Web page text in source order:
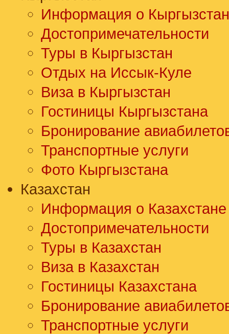
Информация о
Достопримечательности
Туры в Кыргызстан
Отдых на Иссык-Куле
Виза в Кыргызстан
Гостиницы Кыргызстана
Бронирование
Транспортные услуги
Фото Кыргызстана
Казахстан
Информация о Казахстане
Достопримечательности
Туры в Казахстан
Виза в Казахстан
Гостиницы Казахстана
Бронирование
Транспортные услуги